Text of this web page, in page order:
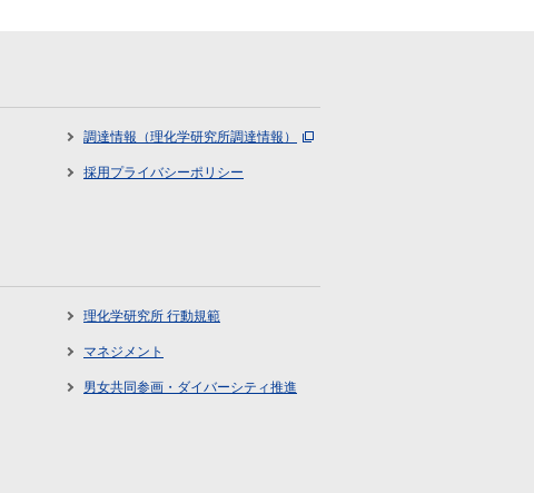
調達情報（理化学研究所調達情報）
採用プライバシーポリシー
理化学研究所 行動規範
マネジメント
男女共同参画・ダイバーシティ推進